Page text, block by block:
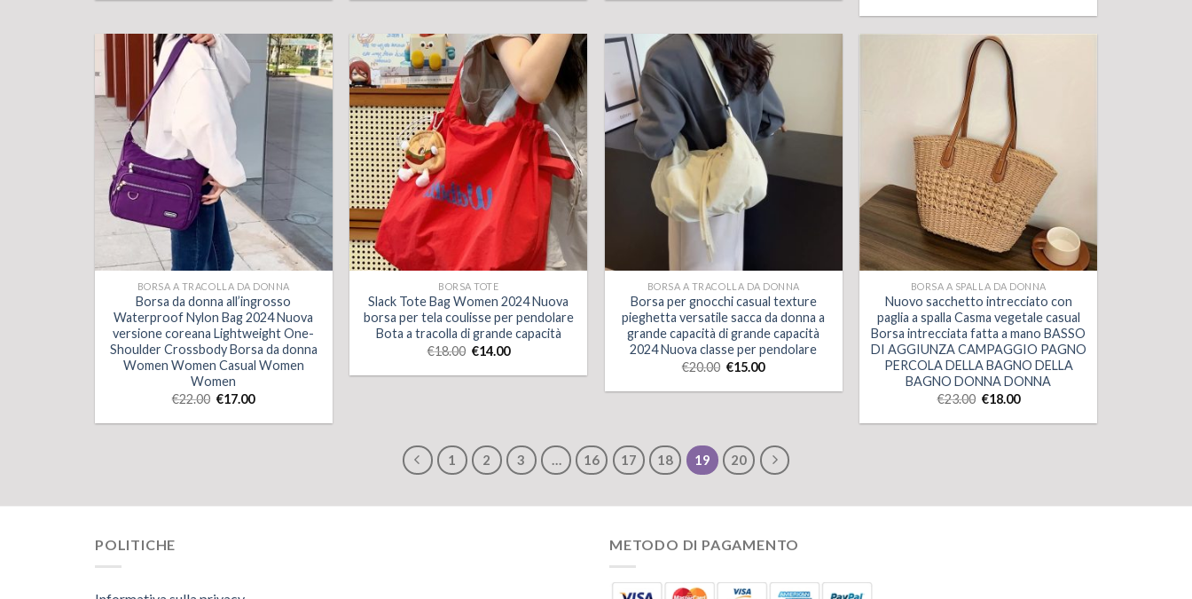
BORSA A TRACOLLA DA DONNA
Borsa da donna all’ingrosso
Waterproof Nylon Bag 2024 Nuova
versione coreana Lightweight One-
Shoulder Crossbody Borsa da donna
Women Women Casual Women
Women
€22.00 €17.00
BORSA TOTE
Slack Tote Bag Women 2024 Nuova
borsa per tela coulisse per pendolare
Bota a tracolla di grande capacità
€18.00 €14.00
BORSA A TRACOLLA DA DONNA
Borsa per gnocchi casual texture
pieghetta versatile sacca da donna a
grande capacità di grande capacità
2024 Nuova classe per pendolare
€20.00 €15.00
BORSA A SPALLA DA DONNA
Nuovo sacchetto intrecciato con
paglia a spalla Casma vegetale casual
Borsa intrecciata fatta a mano BASSO
DI AGGIUNZA CAMPAGGIO PAGNO
PERCOLA DELLA BAGNO DELLA
BAGNO DONNA DONNA
€23.00 €18.00
1 2 3 … 16 17 18 19 20
POLITICHE METODO DI PAGAMENTO